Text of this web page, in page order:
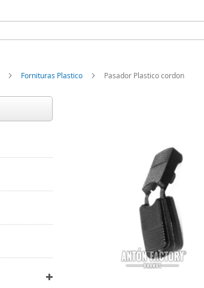
Fornituras Plastico Pasador Plastico cordon